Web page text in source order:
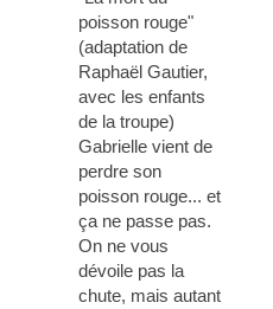
poisson rouge"
(adaptation de
Raphaël Gautier,
avec les enfants
de la troupe)
Gabrielle vient de
perdre son
poisson rouge... et
ça ne passe pas.
On ne vous
dévoile pas la
chute, mais autant